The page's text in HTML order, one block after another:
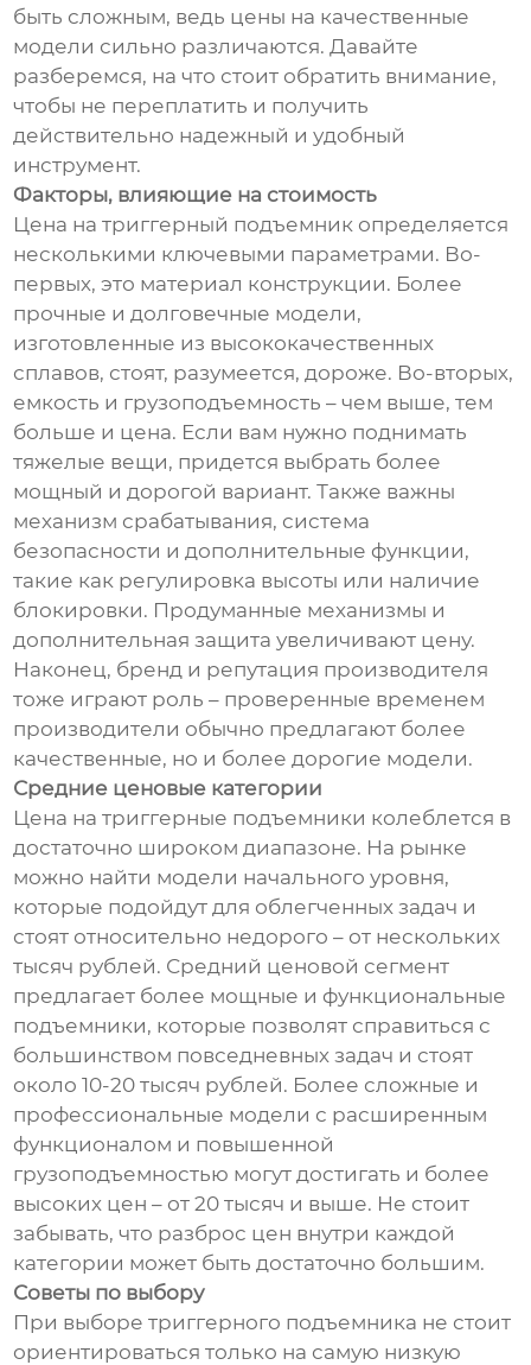
быть сложным, ведь цены на качественные
модели сильно различаются. Давайте
разберемся, на что стоит обратить внимание,
чтобы не переплатить и получить
действительно надежный и удобный
инструмент.
Факторы, влияющие на стоимость
Цена на триггерный подъемник определяется
несколькими ключевыми параметрами. Во-
первых, это материал конструкции. Более
прочные и долговечные модели,
изготовленные из высококачественных
сплавов, стоят, разумеется, дороже. Во-вторых,
емкость и грузоподъемность – чем выше, тем
больше и цена. Если вам нужно поднимать
тяжелые вещи, придется выбрать более
мощный и дорогой вариант. Также важны
механизм срабатывания, система
безопасности и дополнительные функции,
такие как регулировка высоты или наличие
блокировки. Продуманные механизмы и
дополнительная защита увеличивают цену.
Наконец, бренд и репутация производителя
тоже играют роль – проверенные временем
производители обычно предлагают более
качественные, но и более дорогие модели.
Средние ценовые категории
Цена на триггерные подъемники колеблется в
достаточно широком диапазоне. На рынке
можно найти модели начального уровня,
которые подойдут для облегченных задач и
стоят относительно недорого – от нескольких
тысяч рублей. Средний ценовой сегмент
предлагает более мощные и функциональные
подъемники, которые позволят справиться с
большинством повседневных задач и стоят
около 10-20 тысяч рублей. Более сложные и
профессиональные модели с расширенным
функционалом и повышенной
грузоподъемностью могут достигать и более
высоких цен – от 20 тысяч и выше. Не стоит
забывать, что разброс цен внутри каждой
категории может быть достаточно большим.
Советы по выбору
При выборе триггерного подъемника не стоит
ориентироваться только на самую низкую